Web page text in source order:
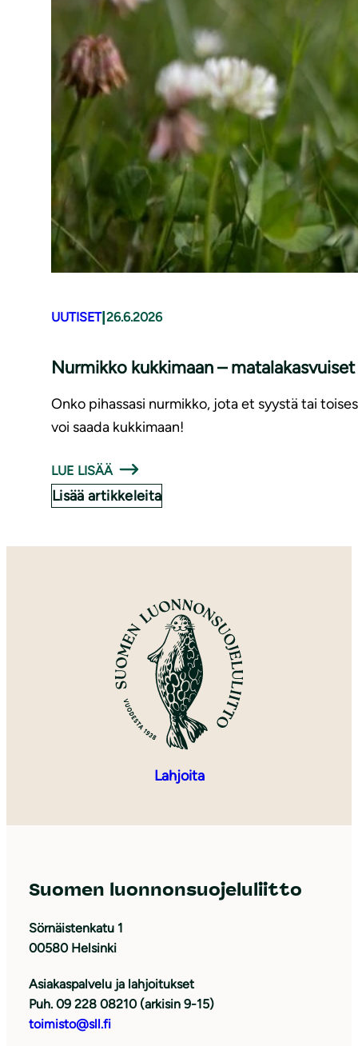
UUTISET|26.6.2026
Nurmikko kukkimaan –
Onko pihassasi nurmikko, jota et syystä tai
voi saada kukkimaan!
LUE LISÄÄ
Lisää artikkeleita
Lahjoita
Suomen luonnonsuojeluliitto
Sörnäistenkatu 1
00580 Helsinki
Asiakaspalvelu ja lahjoitukset
Puh. 09 228 08210 (arkisin 9-15)
toimisto@sll.fi